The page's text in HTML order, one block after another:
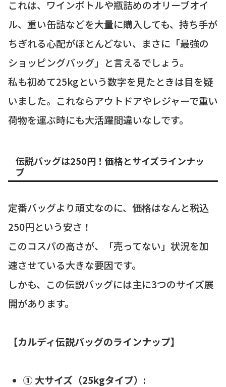
これは、ワインボトルや瓶詰めのオリーブオイ
ル、重い缶詰などを大量に購入しても、持ち手が
ちぎれる心配がほとんどない、まさに「最強の
ショッピングバッグ」と言えるでしょう。
私も初めて25kgという数字を見たときは目を疑
いました。これならアウトドアやレジャーで重い
荷物を運ぶ時にも大活躍間違いなしです。
伝説バッグは250円！価格とサイズラインナッ
プ
定番バッグより頑丈なのに、価格はなんと税込
250円という安さ！
このコスパの高さが、「売ってない」状況を加
速させている大きな要因です。
しかも、この伝説バッグには主に3つのサイズ展
開があります。
【カルディ伝説バッグのラインナップ】
① 大サイズ（25kgタイプ）: